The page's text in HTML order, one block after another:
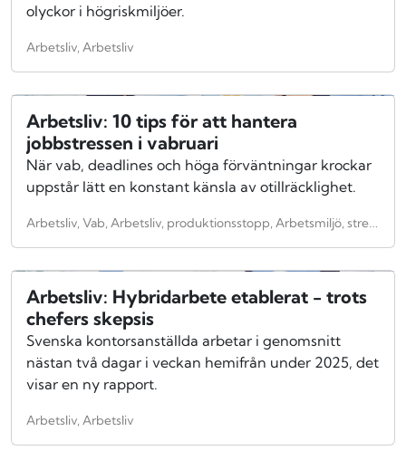
olyckor i högriskmiljöer.
Arbetsliv, Arbetsliv
Arbetsliv: 10 tips för att hantera
jobbstressen i vabruari
När vab, deadlines och höga förväntningar krockar
uppstår lätt en konstant känsla av otillräcklighet.
Arbetsliv: Hybridarbete etablerat - trots
chefers skepsis
Svenska kontorsanställda arbetar i genomsnitt
nästan två dagar i veckan hemifrån under 2025, det
visar en ny rapport.
Arbetsliv, Arbetsliv